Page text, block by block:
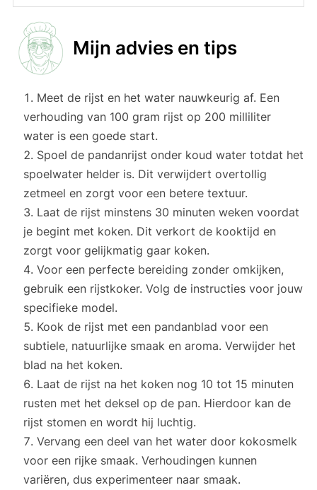
Mijn advies en tips
Meet de rijst en het water nauwkeurig af. Een
verhouding van 100 gram rijst op 200 milliliter
water is een goede start.
Spoel de pandanrijst onder koud water totdat het
spoelwater helder is. Dit verwijdert overtollig
zetmeel en zorgt voor een betere textuur.
Laat de rijst minstens 30 minuten weken voordat
je begint met koken. Dit verkort de kooktijd en
zorgt voor gelijkmatig gaar koken.
Voor een perfecte bereiding zonder omkijken,
gebruik een rijstkoker. Volg de instructies voor jouw
specifieke model.
Kook de rijst met een pandanblad voor een
subtiele, natuurlijke smaak en aroma. Verwijder het
blad na het koken.
Laat de rijst na het koken nog 10 tot 15 minuten
rusten met het deksel op de pan. Hierdoor kan de
rijst stomen en wordt hij luchtig.
Vervang een deel van het water door kokosmelk
voor een rijke smaak. Verhoudingen kunnen
variëren, dus experimenteer naar smaak.